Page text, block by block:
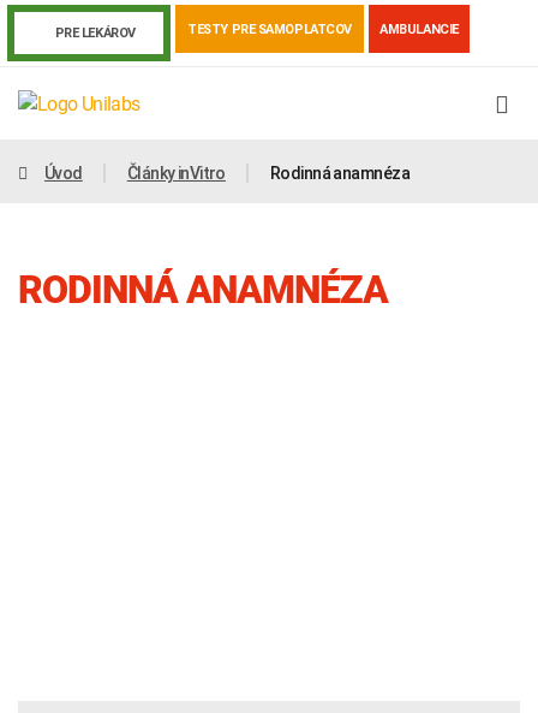
PRE LEKÁROV TESTY PRE SAMOPLATCOV AMBULANCIE
Úvod Články inVitro Rodinná anamnéza
RODINNÁ ANAMNÉZA